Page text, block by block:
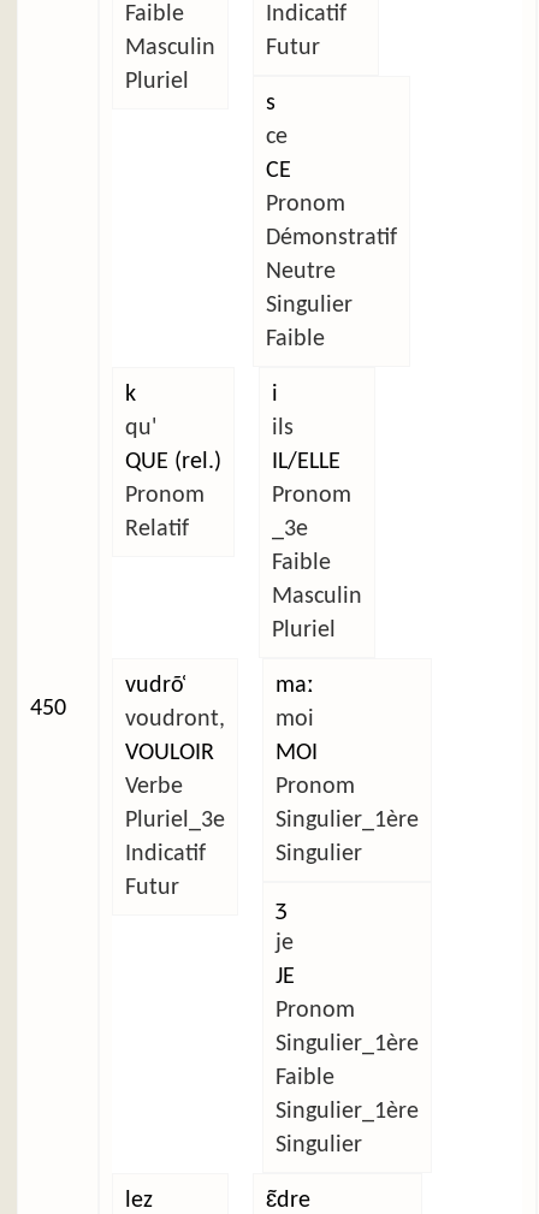
450
Faible
Masculin
Pluriel
Indicatif
Futur
s
ce
CE
Pronom
Démonstratif
Neutre
Singulier
Faible
k
qu'
QUE (rel.)
Pronom
Relatif
i
ils
IL/ELLE
Pronom
_3e
Faible
Masculin
Pluriel
vudrõ̜
voudront,
VOULOIR
Verbe
Pluriel_3e
Indicatif
Futur
maː
moi
MOI
Pronom
Singulier_1ère
Singulier
ʒ
je
JE
Pronom
Singulier_1ère
Faible
Singulier_1ère
Singulier
lez
ɛ̃dre